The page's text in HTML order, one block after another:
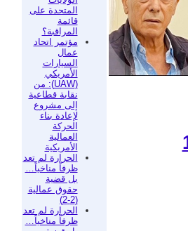
المتحدة على
قائمة
المراقبة؟
مؤتمر اتحاد
عمال
السيارات
الأمريكي
(UAW): من
نقابة قطاعية
إلى مشروع
لإعادة بناء
الحركة
العمالية
الأمريكية
الحرارة لم تعد
ظرفاً مناخياً…
بل قضية
حقوق عمالية
(2-2)
الحرارة لم تعد
ظرفاً مناخياً…